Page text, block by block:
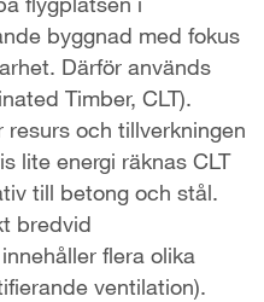
byggnad med fokus
Därför används
Timber, CLT).
och tillverkningen
lite energi räknas CLT
till betong och stål.
bredvid
flera olika
ventilation).